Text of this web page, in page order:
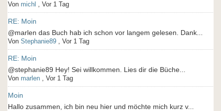
Von michl , Vor 1 Tag
RE: Moin
@marlen das Buch hab ich schon vor langem gelesen. Dank...
Von Stephanie89 , Vor 1 Tag
RE: Moin
@stephanie89 Hey! Sei willkommen. Lies dir die Büche...
Von marlen , Vor 1 Tag
Moin
Hallo zusammen, ich bin neu hier und möchte mich kurz v...